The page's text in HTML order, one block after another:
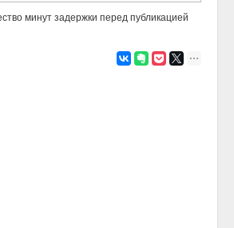
минут задержки перед публикацией